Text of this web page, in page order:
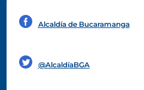
Alcaldía de Bucaramanga
@AlcaldíaBGA